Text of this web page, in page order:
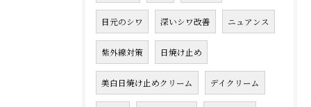
目元のシワ 深いシワ改善 ニュアンス
紫外線対策 日焼け止め
美白日焼け止めクリーム デイクリーム